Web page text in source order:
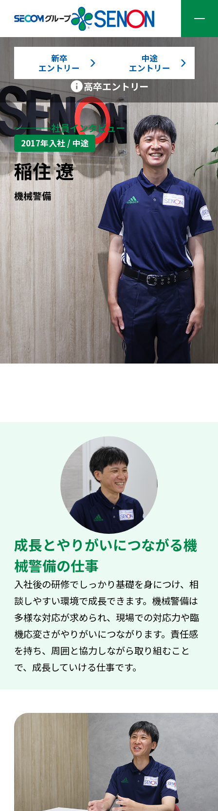
企業情報
サービス一覧
ソリューション一覧
採用情報
ニュース
新卒
エントリー
中途
エントリー
高卒エントリー
社員インタビュー
2017年入社 / 中途
稲住 遼
機械警備
成長とやりがいにつながる機
械警備の仕事
入社後の研修でしっかり基礎を身につけ、相
談しやすい環境で成長できます。機械警備は
多様な対応が求められ、現場での対応力や臨
機応変さがやりがいにつながります。責任感
を持ち、周囲と協力しながら取り組むこと
で、成長していける仕事です。